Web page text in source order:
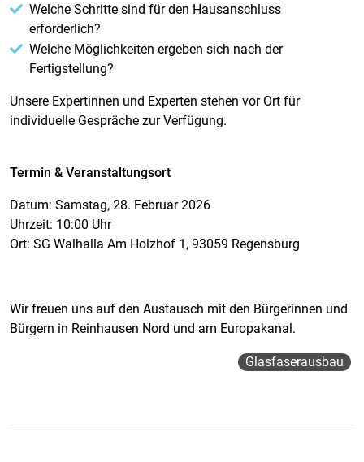
Welche Schritte sind für den Hausanschluss
erforderlich?
Welche Möglichkeiten ergeben sich nach der
Fertigstellung?
Unsere Expertinnen und Experten stehen vor Ort für
individuelle Gespräche zur Verfügung.
Termin & Veranstaltungsort
Datum: Samstag, 28. Februar 2026
Uhrzeit: 10:00 Uhr
Ort: SG Walhalla Am Holzhof 1, 93059 Regensburg
Wir freuen uns auf den Austausch mit den Bürgerinnen und
Bürgern in Reinhausen Nord und am Europakanal.
Glasfaserausbau